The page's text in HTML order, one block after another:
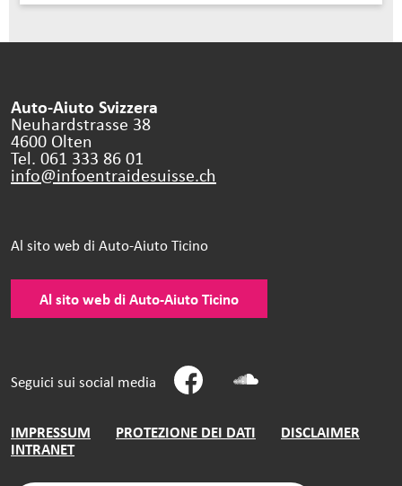
Auto-Aiuto Svizzera
Neuhardstrasse 38
4600 Olten
Tel. 061 333 86 01
info@infoentraidesuisse.ch
Al sito web di Auto-Aiuto Ticino
Al sito web di Auto-Aiuto Ticino
Seguici sui social media
IMPRESSUM PROTEZIONE DEI DATI
DISCLAIMER
INTRANET